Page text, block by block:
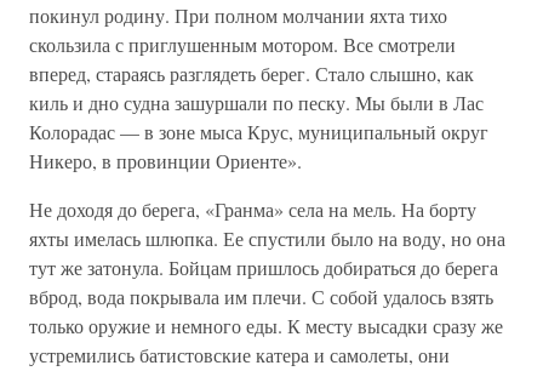
покинул родину. При полном молчании яхта тихо
скользила с приглушенным мотором. Все смотрели
вперед, стараясь разглядеть берег. Стало слышно, как
киль и дно судна зашуршали по песку. Мы были в Лас
Колорадас — в зоне мыса Крус, муниципальный округ
Никеро, в провинции Ориенте».
Не доходя до берега, «Гранма» села на мель. На борту
яхты имелась шлюпка. Ее спустили было на воду, но она
тут же затонула. Бойцам пришлось добираться до берега
вброд, вода покрывала им плечи. С собой удалось взять
только оружие и немного еды. К месту высадки сразу же
устремились батистовские катера и самолеты, они